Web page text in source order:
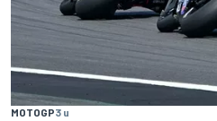
MOTOGP3 u